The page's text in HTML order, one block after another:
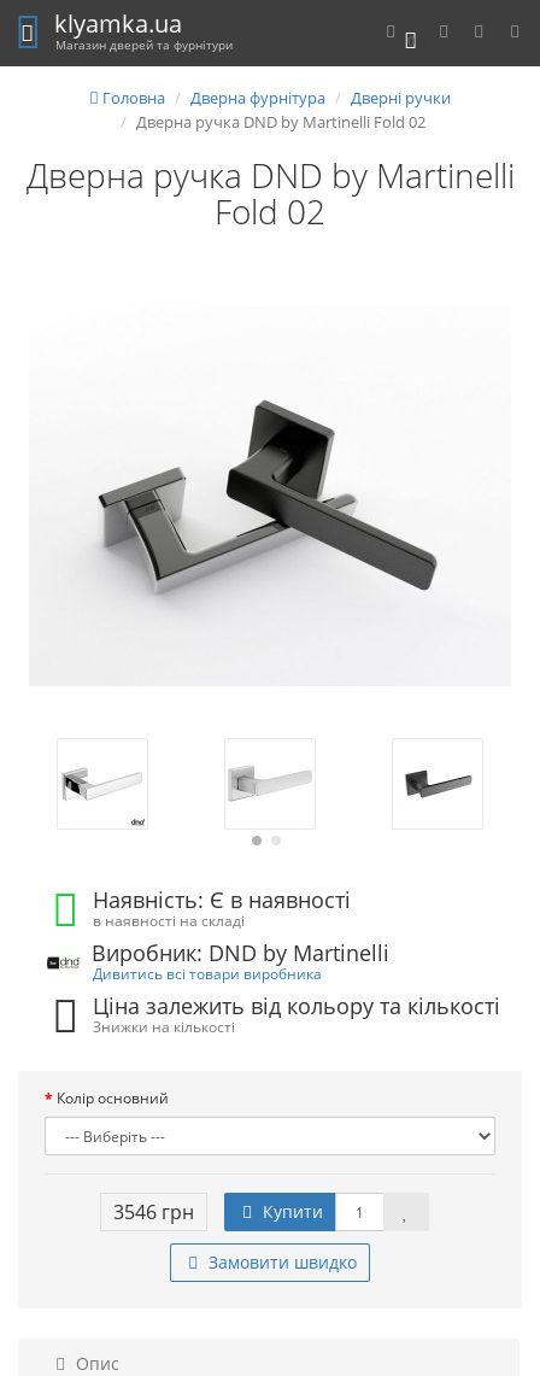
0
klyamka.ua
Магазин дверей та фурнітури
Головна Дверна фурнітура
Дверні ручки
Дверна ручка DND by Martinelli Fold 02
Дверна ручка DND by Martinelli
Fold 02
Наявність: Є в наявності
в наявності на складі
Виробник: DND by Martinelli
Дивитись всі товари виробника
Ціна залежить від кольору та кількості
Знижки на кількості
Колір основний
3546 грн Купити
Замовити швидко
Опис